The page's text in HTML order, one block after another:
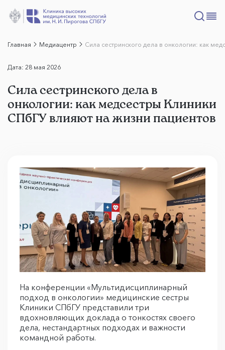
Главная Медиацентр Сила сестринского дела в онкологии: как
Дата: 28 мая 2026
Сила сестринского дела в
онкологии: как медсестры Клиники
СПбГУ влияют на жизни пациентов
На конференции «Мультидисциплинарный
подход в онкологии» медицинские сестры
Клиники СПбГУ представили три
вдохновляющих доклада о тонкостях своего
дела, нестандартных подходах и важности
командной работы.